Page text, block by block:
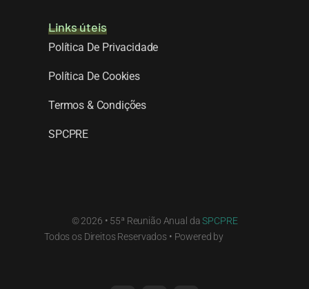
Links úteis
Política De Privacidade
Política De Cookies
Termos & Condições
SPCPRE
© 2026 • 55ª Reunião Anual daSPCPRE
Todos os Direitos Reservados • Powered by